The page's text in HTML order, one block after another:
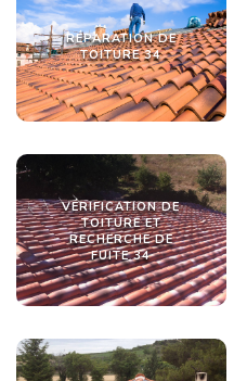
RÉPARATION DE
TOITURE 34
VÉRIFICATION DE
TOITURE ET
RECHERCHE DE
FUITE 34